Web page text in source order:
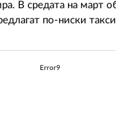
В средата на март
по-ниски
Error9